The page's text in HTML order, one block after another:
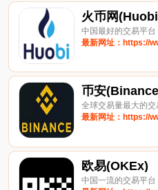
火币网
中国最好的交易平
最新网址：https://
币安
全球交易量最大的
最新网址：https://
欧易(OKEx)
中国一流的交易平